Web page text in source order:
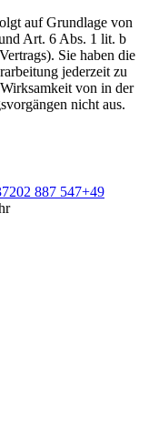
auf Grundlage von
Art. 6 Abs. 1 lit. b
Sie haben die
jederzeit zu
von in der
nicht aus.
887 547+49